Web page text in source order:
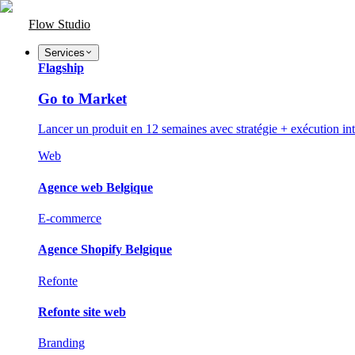
Flow Studio
Services
Flagship
Go to Market
Lancer un produit en 12 semaines avec stratégie + exécution
Web
Agence web Belgique
E-commerce
Agence Shopify Belgique
Refonte
Refonte site web
Branding